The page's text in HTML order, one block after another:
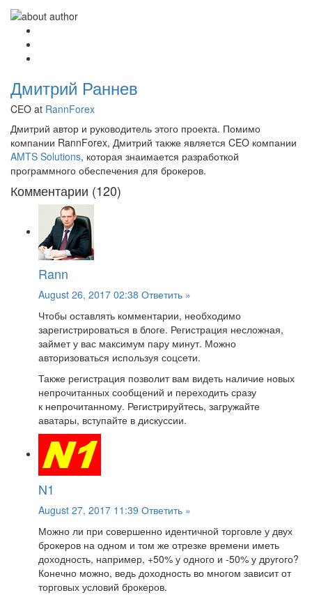
Дмитрий Раннев
CEO at RannForex
Дмитрий автор и руководитель этого проекта. Помимо
компании RannForex, Дмитрий также является CEO компании
AMTS Solutions, которая знаимается разработкой
программного обеспечения для брокеров.
Комментарии (120)
Rann
August 26, 2017 02:38 Ответить »
Чтобы оставлять комментарии, необходимо
зарегистрироваться в блоге. Регистрация несложная,
займет у вас максимум пару минут. Можно
авторизоваться используя соцсети.
Также регистрация позволит вам видеть наличие новых
непрочитанных сообщений и переходить сразу
к непрочитанному. Регистрируйтесь, загружайте
аватары, вступайте в дискуссии.
N1
August 27, 2017 11:39 Ответить »
Можно ли при совершенно идентичной торговле у двух
брокеров на одном и том же отрезке времени иметь
доходность, например, +50% у одного и -50% у другого?
Конечно можно, ведь доходность во многом зависит от
торговых условий брокеров.